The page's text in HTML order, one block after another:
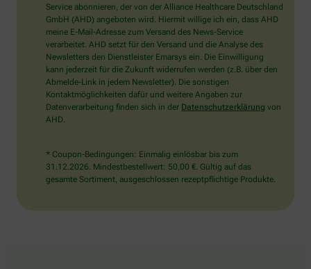
Dann
wählen
Sie
bitte
den
LKW.
Service abonnieren, der von der Alliance Healthcare Deutschland
GmbH (AHD) angeboten wird. Hiermit willige ich ein, dass AHD
meine E-Mail-Adresse zum Versand des News-Service
verarbeitet. AHD setzt für den Versand und die Analyse des
Newsletters den Dienstleister Emarsys ein. Die Einwilligung
kann jederzeit für die Zukunft widerrufen werden (z.B. über den
Abmelde-Link in jedem Newsletter). Die sonstigen
Kontaktmöglichkeiten dafür und weitere Angaben zur
Datenverarbeitung finden sich in der Datenschutzerklärung von
AHD.
* Coupon-Bedingungen: Einmalig einlösbar bis zum
31.12.2026. Mindestbestellwert: 50,00 €. Gültig auf das
gesamte Sortiment, ausgeschlossen rezeptpflichtige Produkte.